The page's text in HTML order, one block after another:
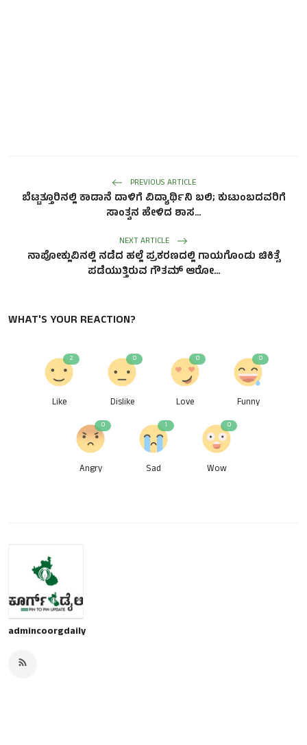
PREVIOUS ARTICLE
ಬೆಟ್ಟತ್ತೂರಿನಲ್ಲಿ ಕಾಡಾನೆ ದಾಳಿಗೆ ವಿದ್ಯಾರ್ಥಿನಿ ಬಲಿ; ಕುಟುಂಬದವರಿಗೆ
ಸಾಂತ್ವನ ಹೇಳಿದ ಶಾಸ...
NEXT ARTICLE
ನಾಪೋಕ್ಲುವಿನಲ್ಲಿ ನಡೆದ ಹಲ್ಲೆ ‌ಪ್ರಕರಣದಲ್ಲಿ ಗಾಯಗೊಂಡು ಚಿಕಿತ್ಸೆ
ಪಡೆಯುತ್ತಿರುವ ಗೌತಮ್ ಆರೋ...
WHAT'S YOUR REACTION?
Like
2
Dislike
0
Love
0
Funny
0
Angry
0
Sad
1
Wow
0
admincoorgdaily